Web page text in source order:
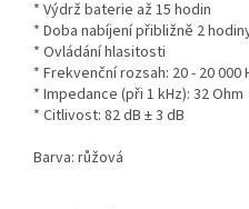
* Výdrž baterie až 15 hodin
* Doba nabíjení přibližně 2
* Ovládání hlasitosti
* Frekvenční rozsah: 20 - 20 000
* Impedance (při 1 kHz): 32 Ohm
* Citlivost: 82 dB ± 3 dB
Barva: růžová